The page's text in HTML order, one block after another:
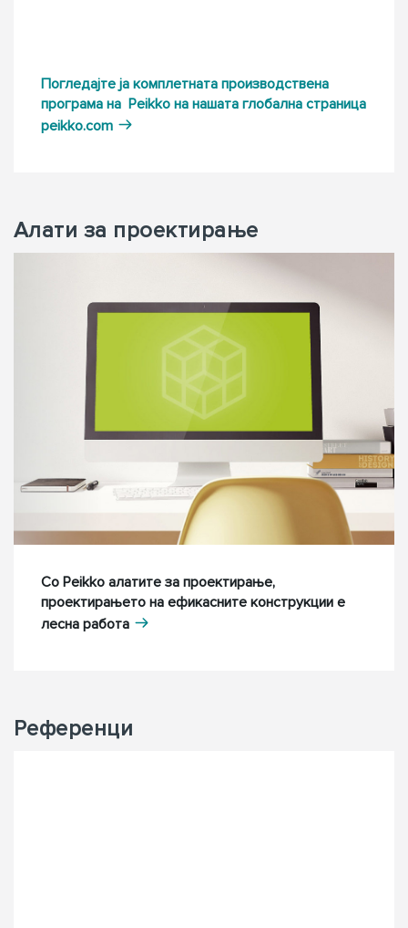
Погледајте ја комплетната производствена
програма на Peikko на нашата глобална страница
peikko.com
Aлати за проектирање
Со Peikko алатите за проектирање,
проектирањето на ефикасните конструкции е
лесна работа
Референци